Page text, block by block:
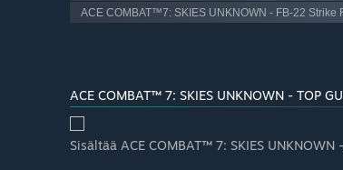
ACE COMBAT™7: SKIES UNKNOWN - FB-22 Strike
ACE COMBAT™ 7: SKIES UNKNOWN - TOP
Sisältää ACE COMBAT™ 7: SKIES